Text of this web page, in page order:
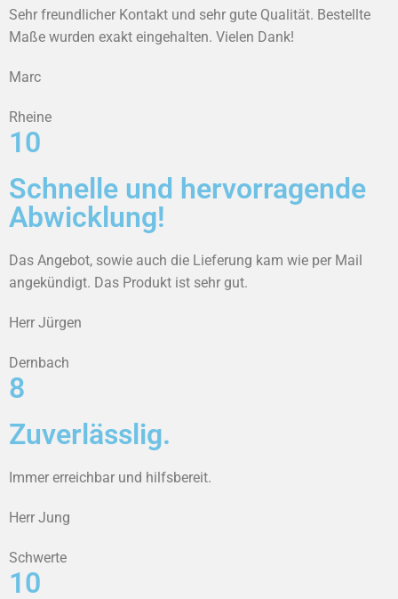
Sehr freundlicher Kontakt und sehr gute Qualität. Bestellte
Maße wurden exakt eingehalten. Vielen Dank!
Marc
Rheine
10
Schnelle und hervorragende
Abwicklung!
Das Angebot, sowie auch die Lieferung kam wie per Mail
angekündigt. Das Produkt ist sehr gut.
Herr Jürgen
Dernbach
8
Zuverlässlig.
Immer erreichbar und hilfsbereit.
Herr Jung
Schwerte
10